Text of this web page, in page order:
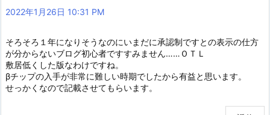
2022年1月26日 10:31 PM
そろそろ１年になりそうなのにいまだに承認制ですとの表示の仕方
が分からないブログ初心者ですすみません……ＯＴＬ
敷居低くした版なわけですね。
βチップの入手が非常に難しい時期でしたから有益と思います。
せっかくなので記載させてもらいます。